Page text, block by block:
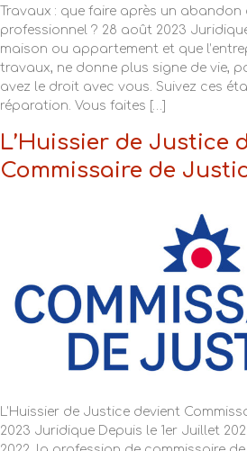
Travaux : que faire après un
professionnel ? 28 août 2023
maison ou appartement et que
travaux, ne donne plus signe de vie,
avez le droit avec vous. Suivez ces
réparation. Vous faites […]
L’Huissier de Justice
Commissaire de
L’Huissier de Justice devient
2023 Juridique Depuis le 1er Juillet